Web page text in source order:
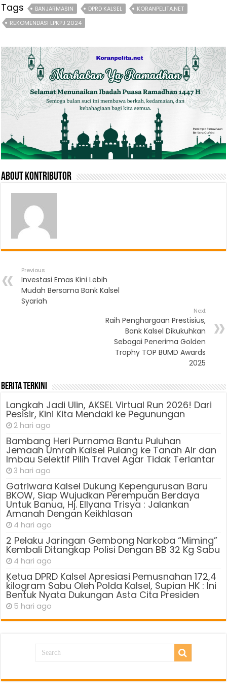
Tags BANJARMASIN DPRD KALSEL
KORANPELITA.NET
REKOMENDASI LPKPJ 2024
About Kontributor
Previous
Investasi Emas Kini Lebih
Mudah Bersama Bank Kalsel
Syariah
Next
Raih Penghargaan Prestisius,
Bank Kalsel Dikukuhkan
Sebagai Penerima Golden
Trophy TOP BUMD Awards
2025
Berita Terkini
Langkah Jadi Ulin, AKSEL Virtual Run 2026! Dari
Pesisir, Kini Kita Mendaki ke Pegunungan
2 hari ago
Bambang Heri Purnama Bantu Puluhan
Jemaah Umrah Kalsel Pulang ke Tanah Air dan
Imbau Selektif Pilih Travel Agar Tidak Terlantar
3 hari ago
Gatriwara Kalsel Dukung Kepengurusan Baru
BKOW, Siap Wujudkan Perempuan Berdaya
Untuk Banua, Hj. Ellyana Trisya : Jalankan
Amanah Dengan Keikhlasan
4 hari ago
2 Pelaku Jaringan Gembong Narkoba “Miming”
Kembali Ditangkap Polisi Dengan BB 32 Kg Sabu
4 hari ago
Ķetua DPRD Kalsel Apresiasi Pemusnahan 172,4
kilogram Sabu Oleh Polda Kalsel, Supian HK : Ini
Bentuk Nyata Dukungan Asta Cita Presiden
5 hari ago